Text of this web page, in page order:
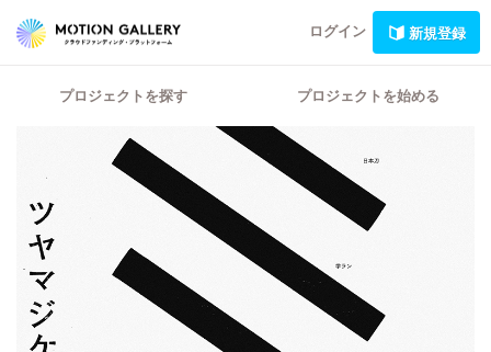
ログイン 新規登録
プロジェクトを探す プロジェクトを始める